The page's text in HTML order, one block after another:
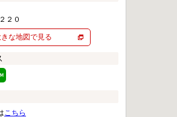
２０
な地図で見る
こちら